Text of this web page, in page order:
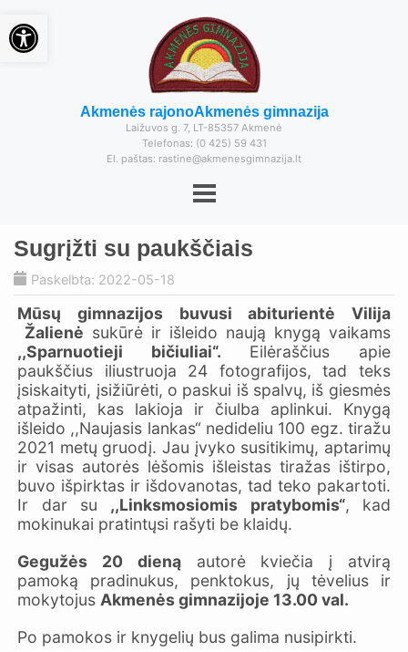
Akmenės rajonoAkmenės gimnazija
Laižuvos g. 7, LT-85357 Akmenė
Telefonas: (0 425) 59 431
El. paštas: rastine@akmenesgimnazija.lt
Sugrįžti su paukščiais
Paskelbta: 2022-05-18
Mūsų gimnazijos buvusi abiturientė Vilija
Žalienė sukūrė ir išleido naują knygą vaikams
,,Sparnuotieji bičiuliai“. Eilėraščius apie
paukščius iliustruoja 24 fotografijos, tad teks
įsiskaityti, įsižiūrėti, o paskui iš spalvų, iš giesmės
atpažinti, kas lakioja ir čiulba aplinkui. Knygą
išleido ,,Naujasis lankas“ nedideliu 100 egz. tiražu
2021 metų gruodį. Jau įvyko susitikimų, aptarimų
ir visas autorės lėšomis išleistas tiražas ištirpo,
buvo išpirktas ir išdovanotas, tad teko pakartoti.
Ir dar su ,,Linksmosiomis pratybomis“, kad
mokinukai pratintųsi rašyti be klaidų.
Gegužės 20 dienąautorė kviečia į atvirą
pamoką pradinukus, penktokus, jų tėvelius ir
mokytojus Akmenės gimnazijoje 13.00 val.
Po pamokos ir knygelių bus galima nusipirkti.
Open toolbar